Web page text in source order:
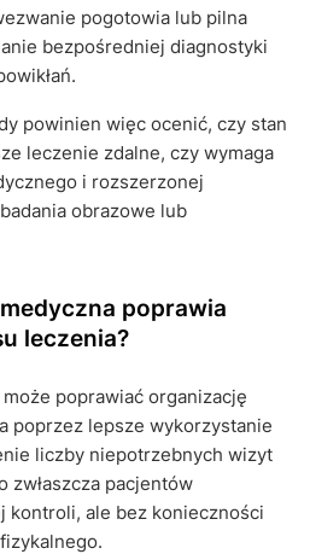
pogotowia lub pilna
bezpośredniej diagnostyki
powinien więc ocenić, czy stan
leczenie zdalne, czy wymaga
i rozszerzonej
obrazowe lub
poprawia
leczenia?
poprawiać organizację
poprzez lepsze wykorzystanie
liczby niepotrzebnych wizyt
zwłaszcza pacjentów
kontroli, ale bez konieczności